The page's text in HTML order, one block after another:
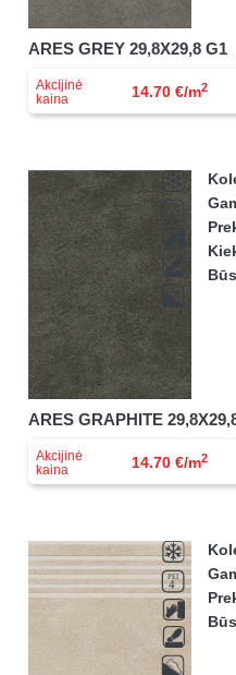
ARES GREY 29,8X29,8 G1
Akcijinė
kaina
14.70 €/m2
ARES GRAPHITE
Akcijinė
kaina
14.70 €/m2